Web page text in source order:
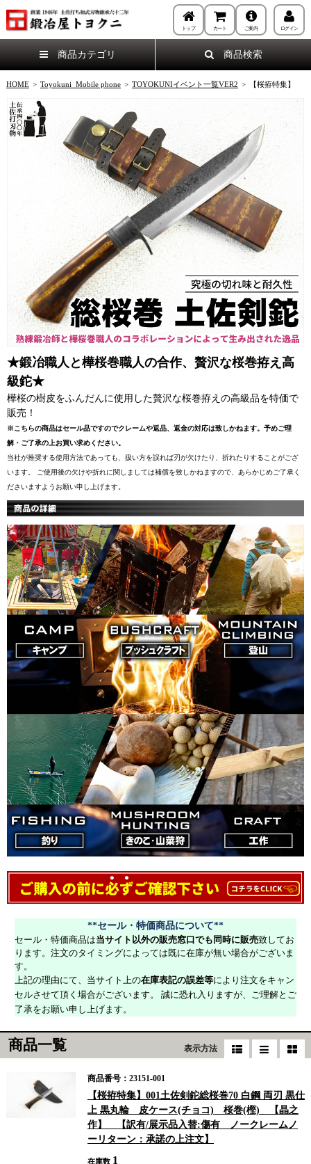
トップ カート ご案内 ログイン
商品カテゴリ 商品検索
HOME > Toyokuni_Mobile phone > TOYOKUNIイベント一覧VER2 > 【桜拵特集】
★鍛冶職人と樺桜巻職人の合作、贅沢な桜巻拵え高
級鉈★
樺桜の樹皮をふんだんに使用した贅沢な桜巻拵えの高級品を特価で
販売！
※こちらの商品はセール品ですのでクレームや返品、返金の対応は致しかねます。予めご理
解・ご了承の上お買い求めください。
当社が推奨する使用方法であっても、扱い方を誤れば刃が欠けたり、折れたりすることがござ
います。 ご使用後の欠けや折れに関しましては補償を致しかねますので、あらかじめご了承く
ださいますようお願い申し上げます。
**セール・特価商品について**
セール・特価商品は当サイト以外の販売窓口でも同時に販売致してお
ります。注文のタイミングによっては既に在庫が無い場合がございま
す。
上記の理由にて、当サイト上の在庫表記の誤差等により注文をキャン
セルさせて頂く場合がございます。 誠に恐れ入りますが、ご理解とご
了承をお願い申し上げます。
商品一覧 表示方法
商品番号：23151-001
【桜拵特集】001土佐剣鉈総桜巻70 白鋼 両刃 黒仕
上 黒丸輪 皮ケース(チョコ) 桜巻(樫) 【晶之
作】 【訳有/展示品入替:傷有 ノークレームノ
ーリターン：承諾の上注文】
在庫数 1